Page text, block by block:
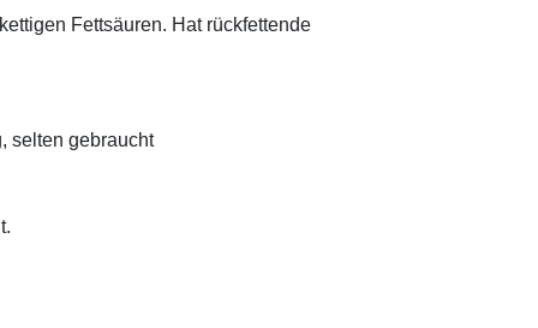
Fettsäuren. Hat rückfettende
selten gebraucht